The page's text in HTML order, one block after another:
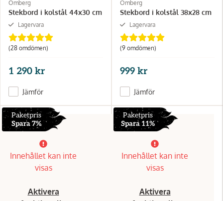
Omberg
Stekbord i kolstål 44x30 cm
Lagervara
(28 omdömen)
1 290 kr
Jämför
Omberg
Stekbord i kolstål 38x28 cm
Lagervara
(9 omdömen)
999 kr
Jämför
Paketpris
Spara 7%
Innehållet kan inte
visas
Aktivera
Paketpris
Spara 11%
Innehållet kan inte
visas
Aktivera